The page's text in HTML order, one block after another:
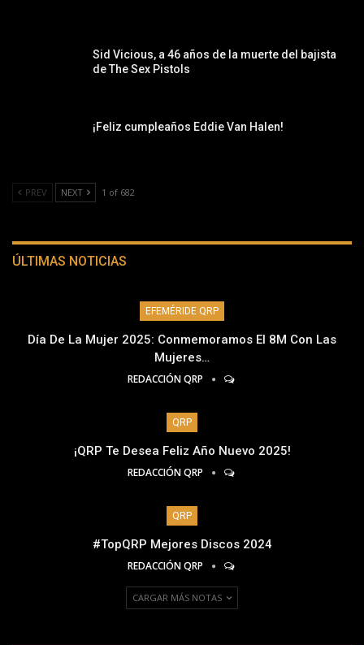
Sid Vicious, a 46 años de la muerte del bajista
de The Sex Pistols
¡Feliz cumpleaños Eddie Van Halen!
PREV NEXT 1 of 682
ÚLTIMAS NOTICIAS
EFEMÉRIDE QRP
Día De La Mujer 2025: Conmemoramos El 8M Con Las
Mujeres…
REDACCIÓN QRP
QRP
¡QRP Te Desea Feliz Año Nuevo 2025!
REDACCIÓN QRP
QRP
#TopQRP Mejores Discos 2024
REDACCIÓN QRP
CARGAR MÁS NOTAS